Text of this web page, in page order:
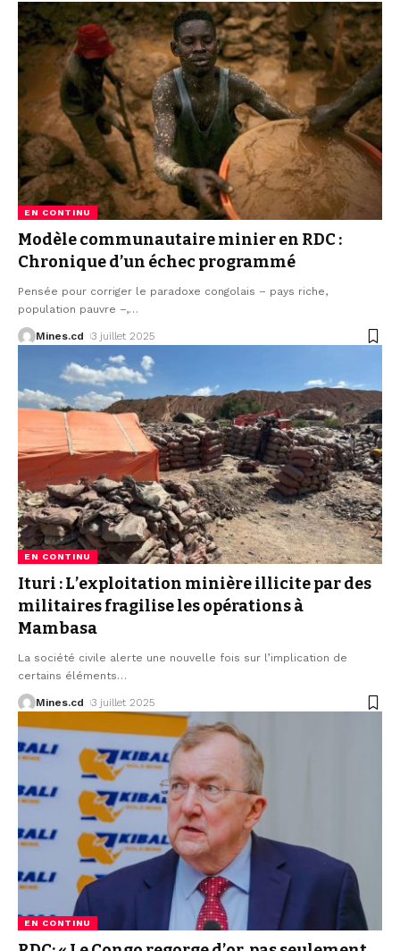
EN CONTINU
Modèle communautaire minier en RDC :
Chronique d’un échec programmé
Pensée pour corriger le paradoxe congolais – pays riche,
population pauvre –,…
Mines.cd 3 juillet 2025
EN CONTINU
Ituri : L’exploitation minière illicite par des
militaires fragilise les opérations à
Mambasa
La société civile alerte une nouvelle fois sur l’implication de
certains éléments…
Mines.cd 3 juillet 2025
EN CONTINU